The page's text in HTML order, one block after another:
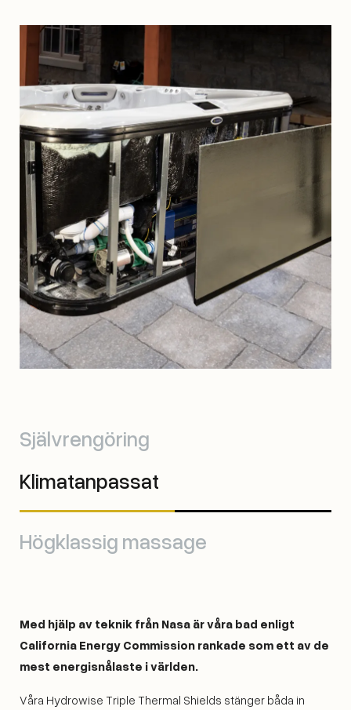
Självrengöring
Klimatanpassat
Högklassig massage
Med hjälp av teknik från Nasa är våra bad enligt
California Energy Commission rankade som ett av de
mest energisnålaste i världen.
Våra Hydrowise Triple Thermal Shields stänger båda in